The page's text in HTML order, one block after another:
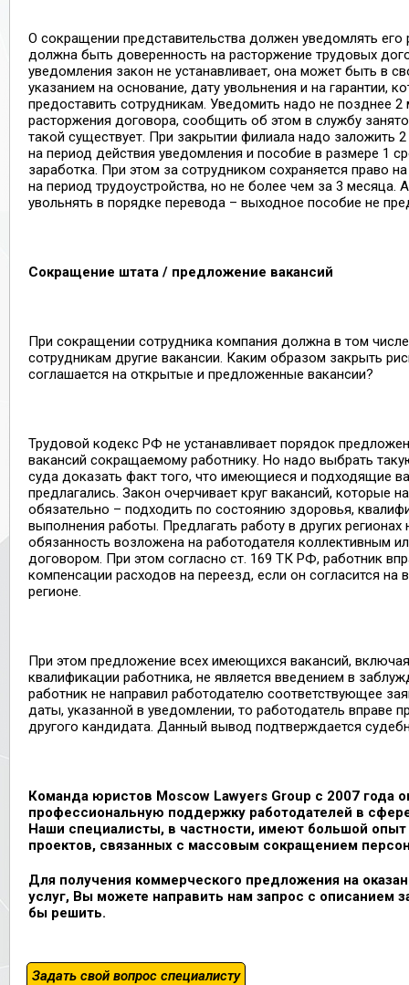
О сокращении представительства должен уведомлять его
должна быть доверенность на расторжение трудовых
уведомления закон не устанавливает, она может быть в
указанием на основание, дату увольнения и на гарантии,
предоставить сотрудникам. Уведомить надо не позднее
расторжения договора, сообщить об этом в службу
такой существует. При закрытии филиала надо заложить
на период действия уведомления и пособие в размере 1
заработка. При этом за сотрудником сохраняется право
на период трудоустройства, но не более чем за 3 месяца.
увольнять в порядке перевода – выходное пособие не
Сокращение штата / предложение вакансий
При сокращении сотрудника компания должна в том
сотрудникам другие вакансии. Каким образом закрыть
соглашается на открытые и предложенные вакансии?
Трудовой кодекс РФ не устанавливает порядок
вакансий сокращаемому работнику. Но надо выбрать
суда доказать факт того, что имеющиеся и подходящие
предлагались. Закон очерчивает круг вакансий, которые
обязательно – подходить по состоянию здоровья,
выполнения работы. Предлагать работу в других регионах
обязанность возложена на работодателя коллективным
договором. При этом согласно ст. 169 ТК РФ, работник
компенсации расходов на переезд, если он согласится на
регионе.
При этом предложение всех имеющихся вакансий,
квалификации работника, не является введением в
работник не направил работодателю соответствующее
даты, указанной в уведомлении, то работодатель вправе
другого кандидата. Данный вывод подтверждается
Команда юристов Moscow Lawyers Group с 2007 года
профессиональную поддержку работодателей в
Наши специалисты, в частности, имеют большой
проектов, связанных с массовым сокращением
Для получения коммерческого предложения на
услуг, Вы можете направить нам запрос с описанием
бы решить.
Задать свой вопрос специалисту